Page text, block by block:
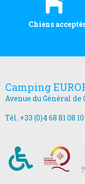
Chiens
Camping
Avenue du Général de
Tél. +33 (0)4 68 81 08 10